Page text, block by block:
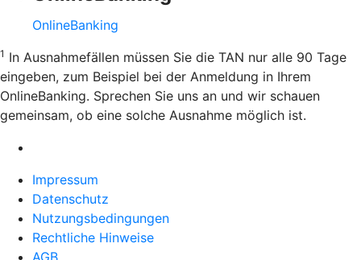
OnlineBanking
1 In Ausnahmefällen müssen Sie die TAN nur alle 90 Tage
eingeben, zum Beispiel bei der Anmeldung in Ihrem
OnlineBanking. Sprechen Sie uns an und wir schauen
gemeinsam, ob eine solche Ausnahme möglich ist.
Impressum
Datenschutz
Nutzungsbedingungen
Rechtliche Hinweise
AGB